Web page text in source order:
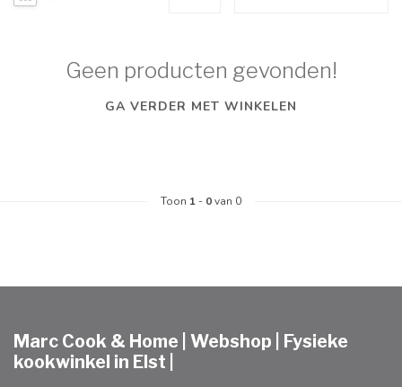
Geen producten gevonden!
GA VERDER MET WINKELEN
Toon 1 - 0van 0
Marc Cook & Home | Webshop | Fysieke
kookwinkel in Elst |